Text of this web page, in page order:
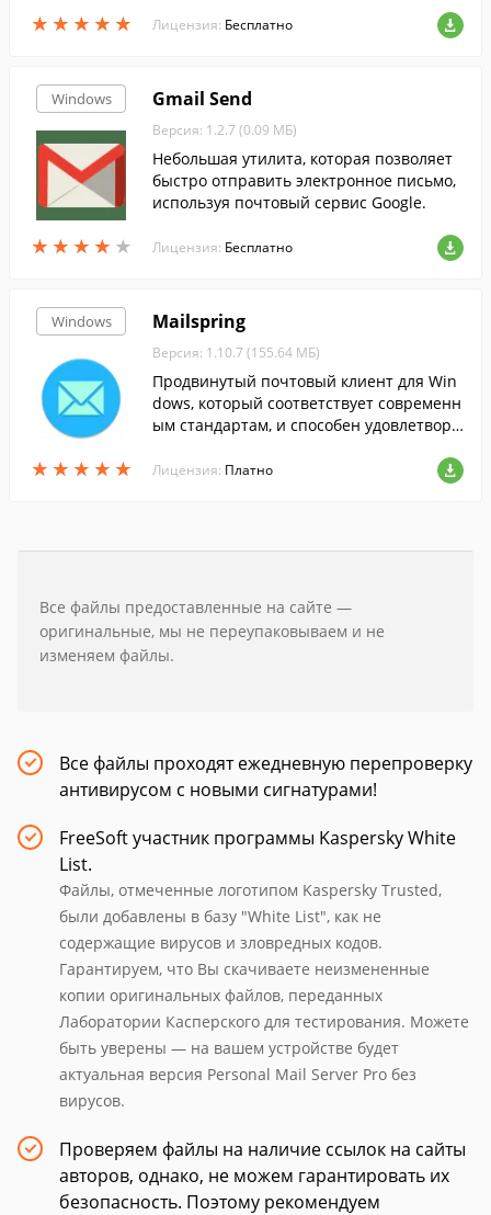
★ ★ ★ ★ ★
★ ★ ★ ★ ★
ивать разве что только с GMail.
Лицензия: Бесплатно
Windows
★ ★ ★ ★ ★
★ ★ ★ ★ ★
Gmail Send
Версия: 1.2.7 (0.09 МБ)
Небольшая утилита, которая позволяет
быстро отправить электронное письмо,
используя почтовый сервис Google.
Лицензия: Бесплатно
Windows
★ ★ ★ ★ ★
★ ★ ★ ★ ★
Mailspring
Версия: 1.10.7 (155.64 МБ)
Продвинутый почтовый клиент для Win
dows, который соответствует современн
ым стандартам, и способен удовлетвори
Лицензия: Платно
Все файлы предоставленные на сайте —
оригинальные, мы не переупаковываем и не
изменяем файлы.
Все файлы проходят ежедневную перепроверку
антивирусом с новыми сигнатурами!
FreeSoft участник программы Kaspersky White
List.
Файлы, отмеченные логотипом Kaspersky Trusted,
были добавлены в базу "White List", как не
содержащие вирусов и зловредных кодов.
Гарантируем, что Вы скачиваете неизмененные
копии оригинальных файлов, переданных
Лаборатории Касперского для тестирования. Можете
быть уверены — на вашем устройстве будет
актуальная версия Personal Mail Server Pro без
вирусов.
Проверяем файлы на наличие ссылок на сайты
авторов, однако, не можем гарантировать их
безопасность. Поэтому рекомендуем